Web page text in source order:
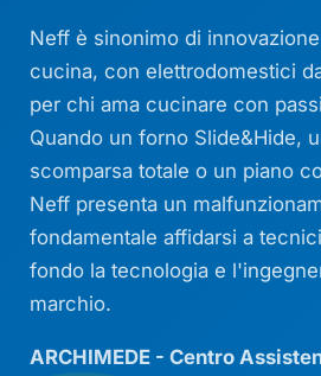
Neff è sinonimo di
cucina, con elettrodomestici
per chi ama cucinare con
Quando un forno Slide&Hide,
scomparsa totale o un piano
Neff presenta un
fondamentale affidarsi a
fondo la tecnologia e
marchio.
ARCHIMEDE - Centro